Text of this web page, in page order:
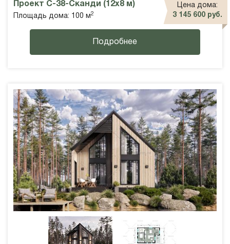
Проект С-38-Сканди (12х8 м)
Площадь дома: 100 м 2
Цена дома:
3 145 600 руб.
Подробнее